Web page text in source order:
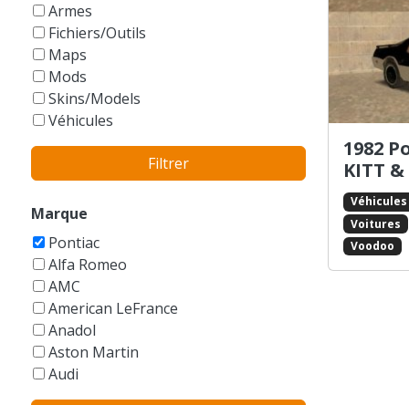
Armes
Fichiers/Outils
Maps
Mods
Skins/Models
Véhicules
Filtrer
Marque
Pontiac
Alfa Romeo
AMC
American LeFrance
Anadol
Aston Martin
Audi
Austin
1982
KITT &
Véhicules
Voitures
Voodoo